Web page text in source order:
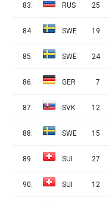
83. RUS 25
84. SWE 19
85. SWE 24
86. GER 7
87. SVK 12
88. SWE 15
89. SUI 27
90. SUI 12